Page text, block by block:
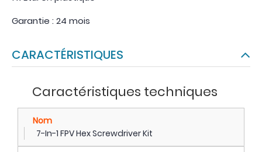
Garantie : 24 mois
CARACTÉRISTIQUES
Caractéristiques techniques
Nom
7-In-1 FPV Hex Screwdriver Kit